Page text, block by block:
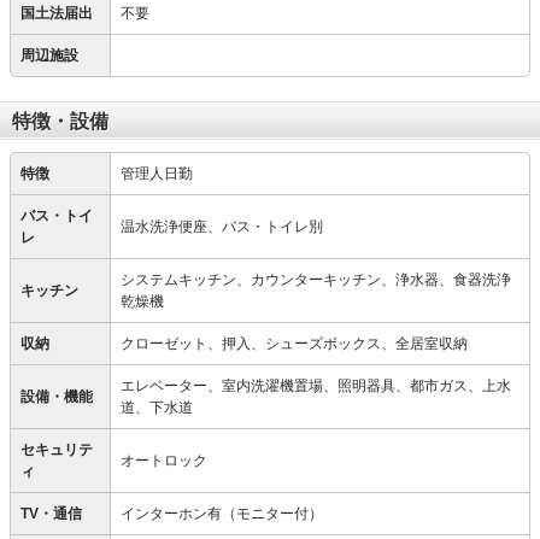
国土法届出 不要
周辺施設
特徴・設備
特徴 管理人日勤
バス・トイ
レ
温水洗浄便座、バス・トイレ別
キッチン
システムキッチン、カウンターキッチン、浄水器、食器洗浄
乾燥機
収納 クローゼット、押入、シューズボックス、全居室収納
設備・機能
エレベーター、室内洗濯機置場、照明器具、都市ガス、上水
道、下水道
セキュリテ
ィ
オートロック
TV・通信 インターホン有（モニター付）